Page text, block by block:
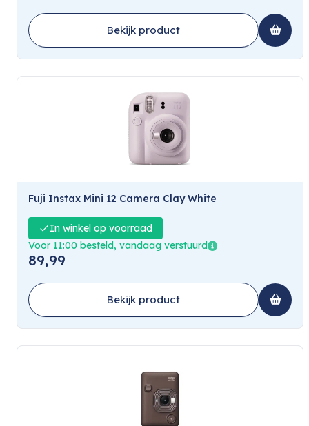
Bekijk product
Fuji Instax Mini 12 Camera Clay White
In winkel op voorraad
Voor 11:00 besteld, vandaag verstuurd
89,99
Bekijk product